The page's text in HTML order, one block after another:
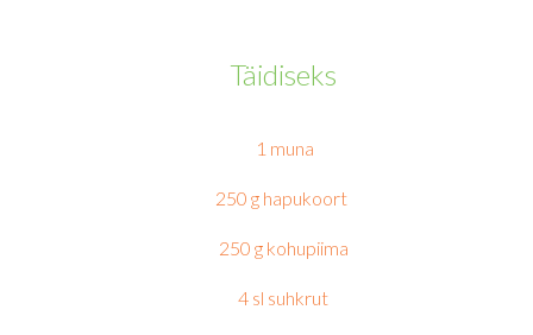
Täidiseks
1 muna
250 g hapukoort
250 g kohupiima
4 sl suhkrut